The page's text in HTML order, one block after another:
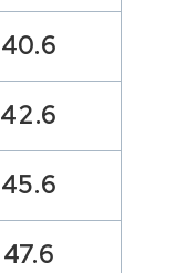
40.6
42.6
45.6
47.6